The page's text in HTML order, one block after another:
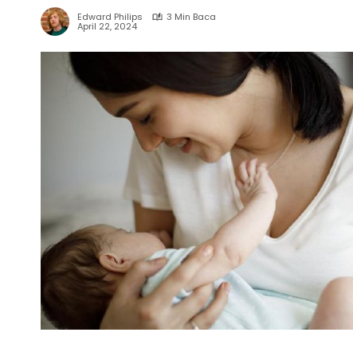
Edward Philips 3 Min Baca
April 22, 2024